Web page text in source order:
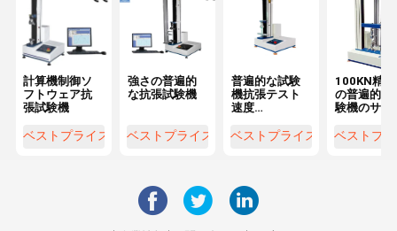
計算機制御ソ
フトウェア抗
張試験機
ベストプライス
強さの普遍的
な抗張試験機
ベストプライス
普遍的な試験
機抗張テスト
速度
分
ベストプライス
100KN精
の普遍的な
験機のサー
強さ機械
ベストプ